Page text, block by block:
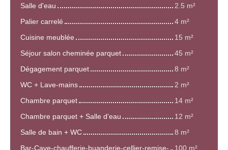
Salle d'eau
2.5 m²
Palier carrelé
4 m²
Cuisine meublée
15 m²
Séjour salon cheminée parquet
45 m²
Dégagement parquet
8 m²
WC + Lave-mains
2 m²
Chambre parquet
14 m²
Chambre parquet + Salle d'eau
12 m²
Salle de bain + WC
8 m²
Bar-Cave-chaufferie-buanderie-cellier-remise-
100 m²